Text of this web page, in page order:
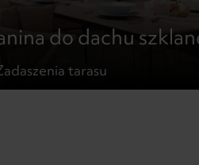
do dachu
tarasu